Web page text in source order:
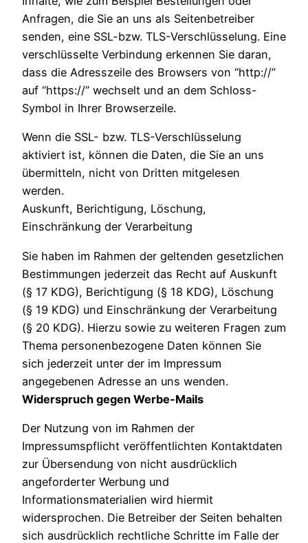
Anfragen, die Sie an uns als Seitenbetreiber
senden, eine SSL-bzw. TLS-Verschlüsselung. Eine
verschlüsselte Verbindung erkennen Sie daran,
dass die Adresszeile des Browsers von “http://”
auf “https://” wechselt und an dem Schloss-
Symbol in Ihrer Browserzeile.
Wenn die SSL- bzw. TLS-Verschlüsselung
aktiviert ist, können die Daten, die Sie an uns
übermitteln, nicht von Dritten mitgelesen
werden.
Auskunft, Berichtigung, Löschung,
Einschränkung der Verarbeitung
Sie haben im Rahmen der geltenden gesetzlichen
Bestimmungen jederzeit das Recht auf Auskunft
(§ 17 KDG), Berichtigung (§ 18 KDG), Löschung
(§ 19 KDG) und Einschränkung der Verarbeitung
(§ 20 KDG). Hierzu sowie zu weiteren Fragen zum
Thema personenbezogene Daten können Sie
sich jederzeit unter der im Impressum
angegebenen Adresse an uns wenden.
Widerspruch gegen Werbe-Mails
Der Nutzung von im Rahmen der
Impressumspflicht veröffentlichten Kontaktdaten
zur Übersendung von nicht ausdrücklich
angeforderter Werbung und
Informationsmaterialien wird hiermit
widersprochen. Die Betreiber der Seiten behalten
sich ausdrücklich rechtliche Schritte im Falle der